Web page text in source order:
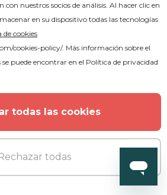
con nuestros socios de análisis. Al hacer clic en
en su dispositivo todas las tecnologías
de cookies
cookies-policy/. Más información sobre el
puede encontrar en el Política de privacidad
todas las cookies
todas